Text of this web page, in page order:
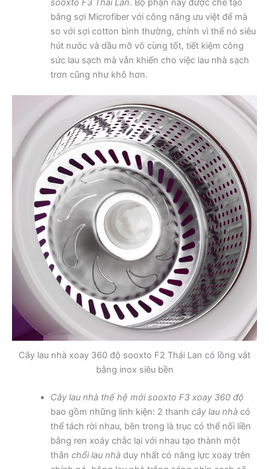
sooxto F3 Thái Lan. Bộ phận này được chế tạo
bằng sợi Microfiber với công năng ưu việt để mà
so với sợi cotton bình thường, chính vì thế nó siêu
hút nước và dầu mỡ vô cùng tốt, tiết kiệm công
sức lau sạch mà vẫn khiến cho việc lau nhà sạch
trơn cũng như khô hơn.
Cây lau nhà xoay 360 độ sooxto F2 Thái Lan có lồng vắt
bằng inox siêu bền
Cây lau nhà thế hệ mới sooxto F3 xoay 360 độ
bao gồm những linh kiện: 2 thanh cây lau nhàcó
thể tách rời nhau, bên trong là trục có thể nối liền
bằng ren xoáy chắc lại với nhau tạo thành một
thân chổi lau nhàduy nhất có năng lực xoay trên